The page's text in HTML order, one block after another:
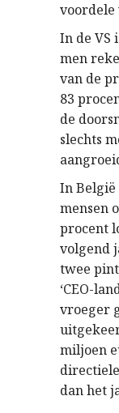
voordele
In de VS
men
van de
83
de
slechts
In
mensen
procent
volgend
twee
‘CEO-
vroeger
miljoen
dan het